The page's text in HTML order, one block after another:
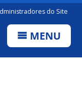
do Site
MENU